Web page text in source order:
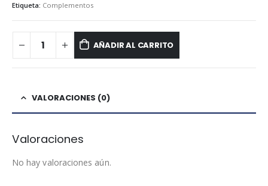
Etiqueta: Complementos
AÑADIR AL CARRITO
VALORACIONES (0)
Valoraciones
No hay valoraciones aún.